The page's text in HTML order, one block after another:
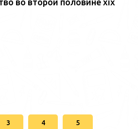
3 4 5